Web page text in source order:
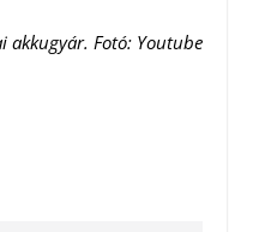
akkugyár. Fotó: Youtube